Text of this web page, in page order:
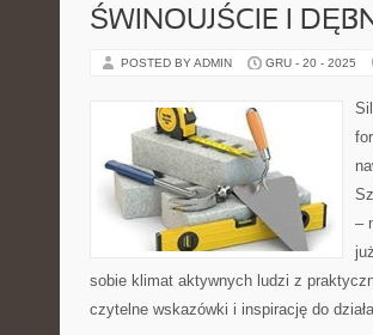
ŚWINOUJŚCIE I
POSTED BY ADMIN GRU - 20 - 2025
–
sobie klimat aktywnych ludzi z
czytelne wskazówki i inspirację do